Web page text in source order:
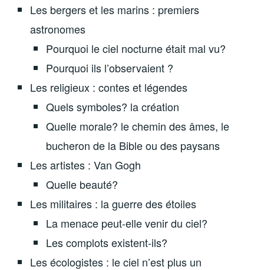
Les bergers et les marins : premiers
astronomes
Pourquoi le ciel nocturne était mal vu?
Pourquoi ils l’observaient ?
Les religieux : contes et légendes
Quels symboles? la création
Quelle morale? le chemin des âmes, le
bucheron de la Bible ou des paysans
Les artistes : Van Gogh
Quelle beauté?
Les militaires : la guerre des étoiles
La menace peut-elle venir du ciel?
Les complots existent-ils?
Les écologistes : le ciel n’est plus un